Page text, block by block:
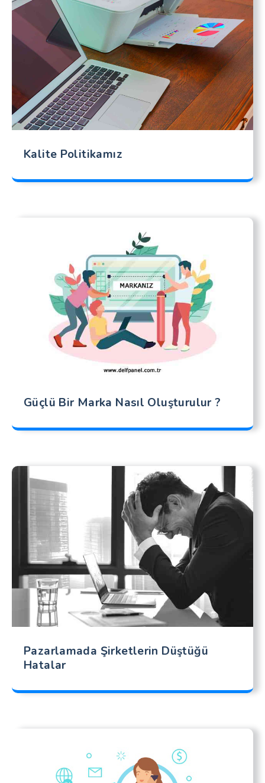
Kalite Politikamız
Güçlü Bir Marka Nasıl Oluşturulur ?
Pazarlamada Şirketlerin Düştüğü
Hatalar